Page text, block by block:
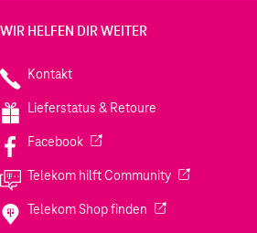
WIR HELFEN DIR WEITER
Kontakt
Lieferstatus & Retoure
Facebook(Wird in einem neuen Tab
Telekom hilft Community(Wird in einem
Telekom Shop finden (Wird in einem